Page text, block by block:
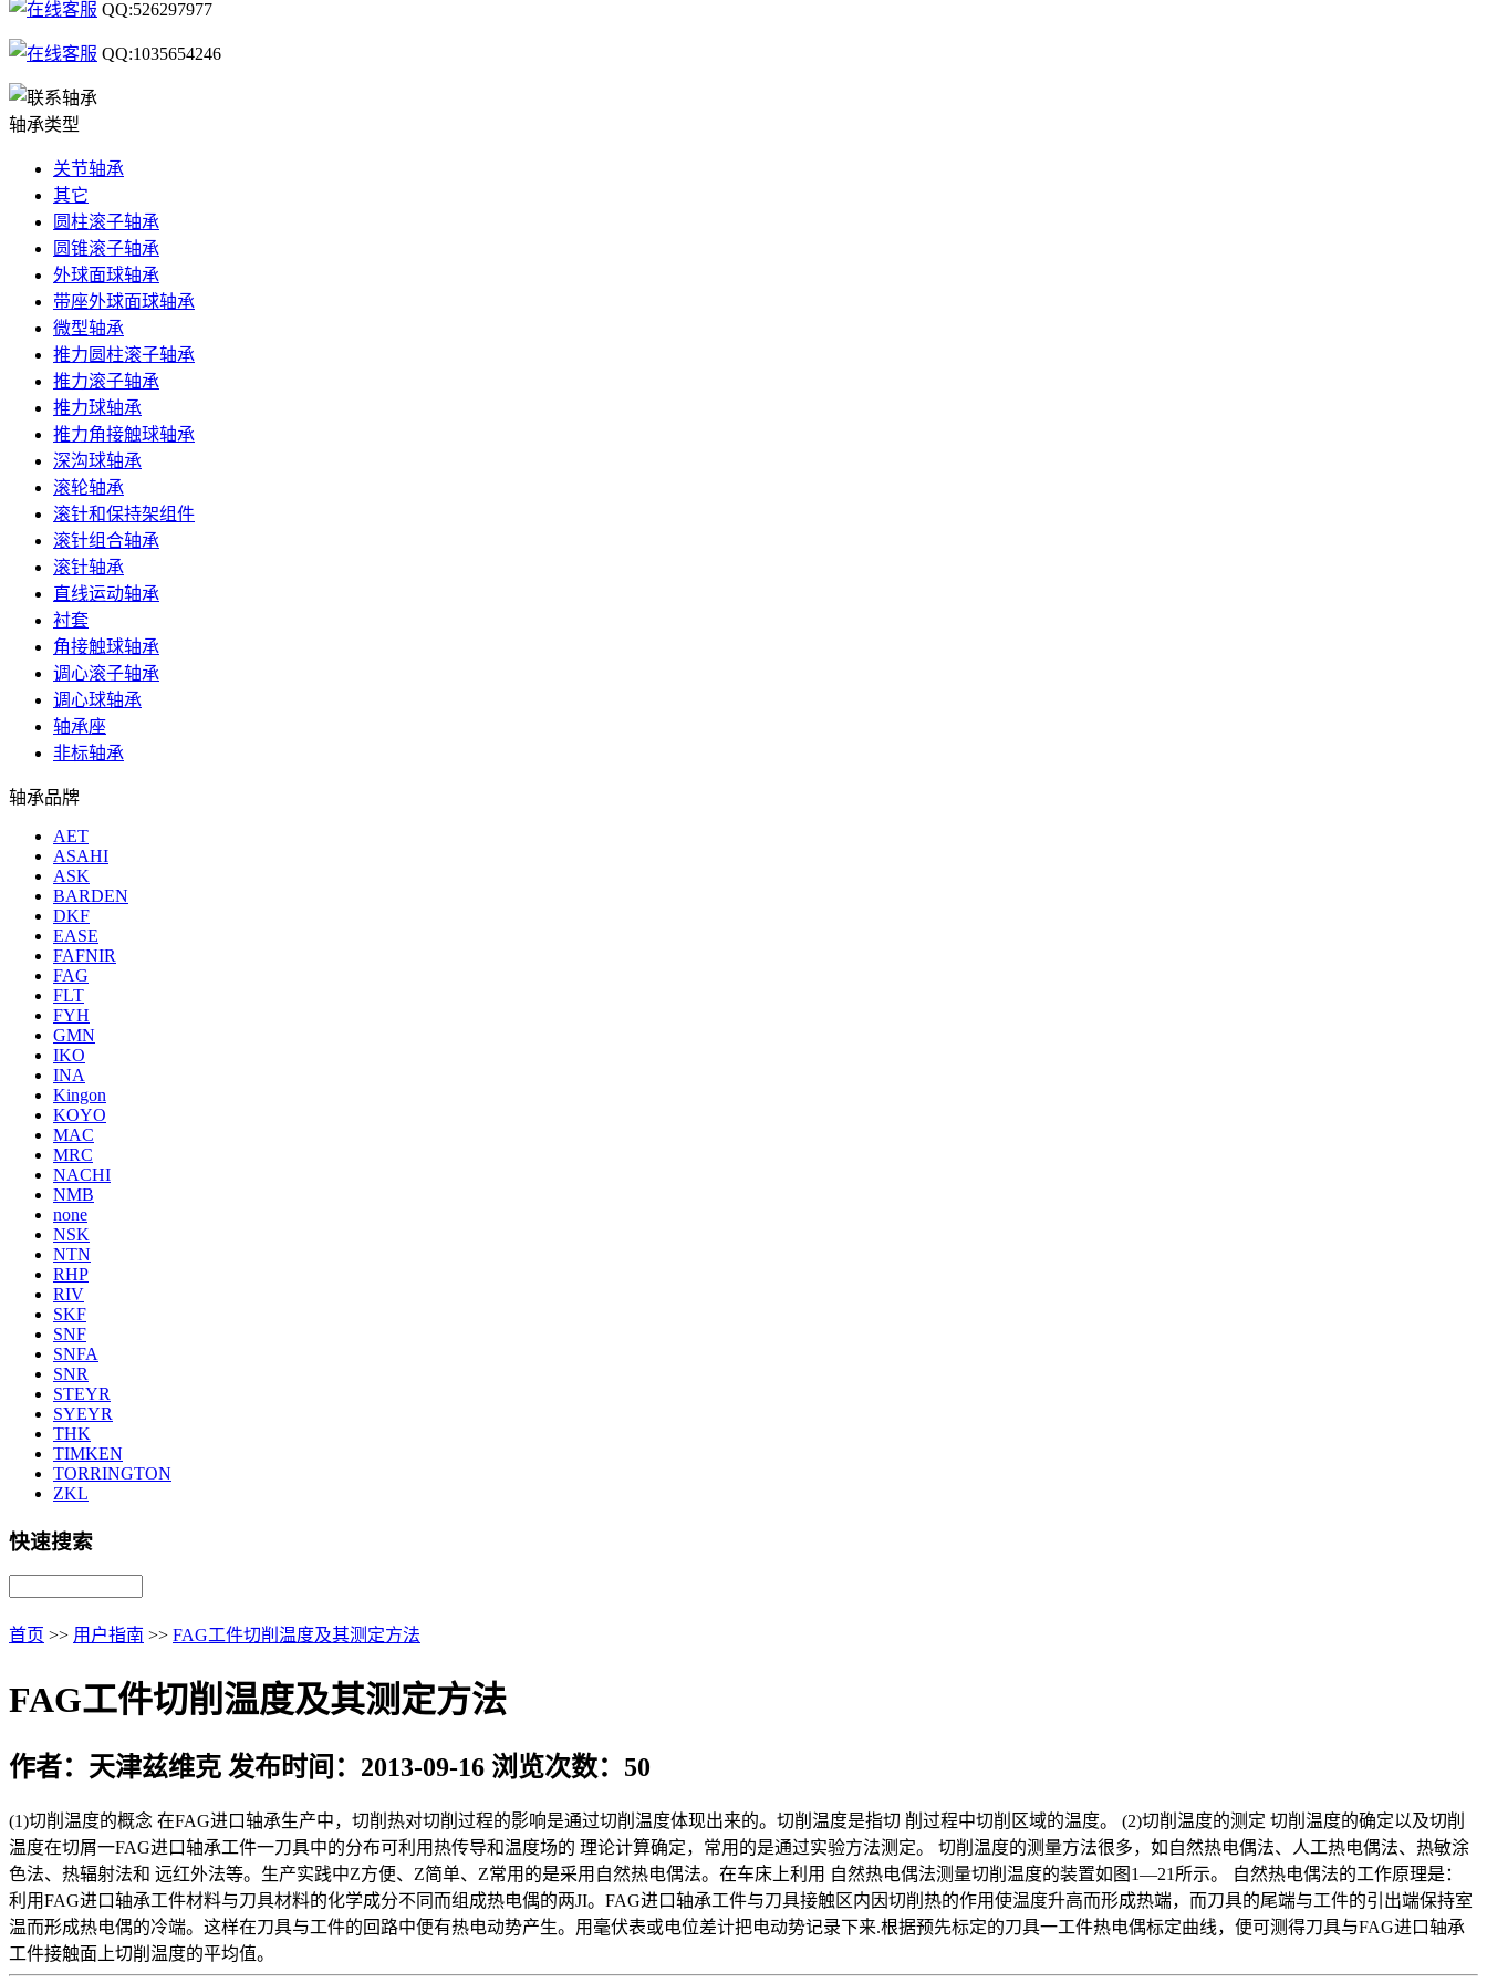
QQ:526297977
QQ:1035654246
轴承类型
关节轴承
其它
圆柱滚子轴承
圆锥滚子轴承
外球面球轴承
带座外球面球轴承
微型轴承
推力圆柱滚子轴承
推力滚子轴承
推力球轴承
推力角接触球轴承
深沟球轴承
滚轮轴承
滚针和保持架组件
滚针组合轴承
滚针轴承
直线运动轴承
衬套
角接触球轴承
调心滚子轴承
调心球轴承
轴承座
非标轴承
轴承品牌
AET
ASAHI
ASK
BARDEN
DKF
EASE
FAFNIR
FAG
FLT
FYH
GMN
IKO
INA
Kingon
KOYO
MAC
MRC
NACHI
NMB
none
NSK
NTN
RHP
RIV
SKF
SNF
SNFA
SNR
STEYR
SYEYR
THK
TIMKEN
TORRINGTON
ZKL
快速搜索
首页 >> 用户指南 >> FAG工件切削温度及其测定方法
FAG工件切削温度及其测定方法
作者：天津兹维克 发布时间：2013-09-16 浏览次数：50
(1)切削温度的概念 在FAG进口轴承生产中，切削热对切削过程的影响是通过切削温度体现出来的。切削温度是指切 削过程中切削区域的温度。 (2)切削温度的测定 切削温度的确定以及切削
温度在切屑一FAG进口轴承工件一刀具中的分布可利用热传导和温度场的 理论计算确定，常用的是通过实验方法测定。 切削温度的测量方法很多，如自然热电偶法、人工热电偶法、热敏涂
色法、热辐射法和 远红外法等。生产实践中Z方便、Z简单、Z常用的是采用自然热电偶法。在车床上利用 自然热电偶法测量切削温度的装置如图1—21所示。 自然热电偶法的工作原理是：
利用FAG进口轴承工件材料与刀具材料的化学成分不同而组成热电偶的两JI。FAG进口轴承工件与刀具接触区内因切削热的作用使温度升高而形成热端，而刀具的尾端与工件的引出端保持室
温而形成热电偶的冷端。这样在刀具与工件的回路中便有热电动势产生。用毫伏表或电位差计把电动势记录下来.根据预先标定的刀具一工件热电偶标定曲线，便可测得刀具与FAG进口轴承
工件接触面上切削温度的平均值。